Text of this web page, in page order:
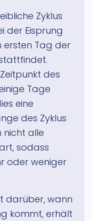
Zyklus
der Eisprung
ersten Tag der
des
Tage
eine
des Zyklus
nicht alle
sodass
oder weniger
darüber, wann
kommt, erhält